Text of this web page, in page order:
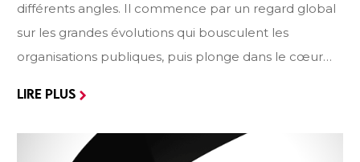
différents angles. Il commence par un regard global
sur les grandes évolutions qui bousculent les
organisations publiques, puis plonge dans le cœur
4.0. Il met ensuite en lumière des actions concrètes
répondre efficacement à ces défis, toujours dans une
LIRE PLUS